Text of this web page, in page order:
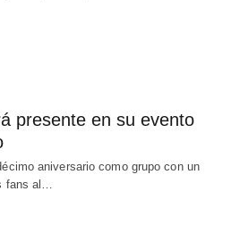
presente en su evento
aniversario como grupo con un
fans al…